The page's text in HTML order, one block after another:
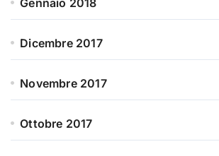
Gennaio 2018
Dicembre 2017
Novembre 2017
Ottobre 2017